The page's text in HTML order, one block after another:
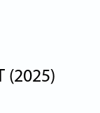
(2025)